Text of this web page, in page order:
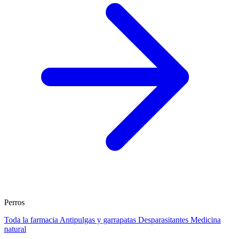
Perros
Toda la farmacia Antipulgas y garrapatas Desparasitantes Medicina
natural